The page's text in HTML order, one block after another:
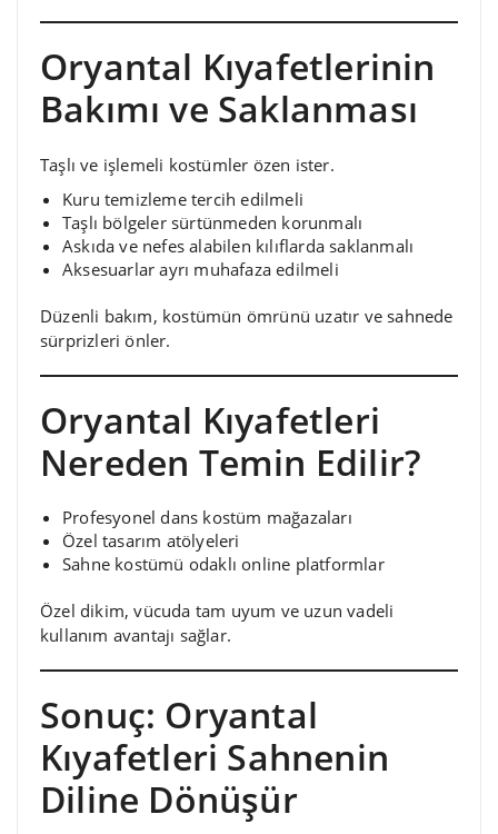
Oryantal Kıyafetlerinin
Bakımı ve Saklanması
Taşlı ve işlemeli kostümler özen ister.
Kuru temizleme tercih edilmeli
Taşlı bölgeler sürtünmeden korunmalı
Askıda ve nefes alabilen kılıflarda saklanmalı
Aksesuarlar ayrı muhafaza edilmeli
Düzenli bakım, kostümün ömrünü uzatır ve sahnede
sürprizleri önler.
Oryantal Kıyafetleri
Nereden Temin Edilir?
Profesyonel dans kostüm mağazaları
Özel tasarım atölyeleri
Sahne kostümü odaklı online platformlar
Özel dikim, vücuda tam uyum ve uzun vadeli
kullanım avantajı sağlar.
Sonuç: Oryantal
Kıyafetleri Sahnenin
Diline Dönüşür